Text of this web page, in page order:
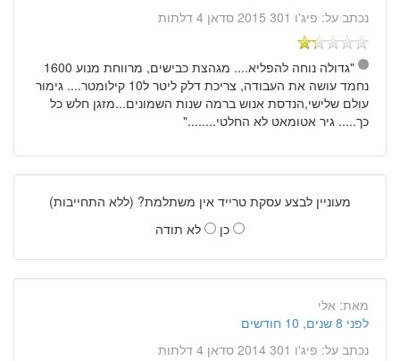
נכתב על: פיג'ו 301 2015 סדאן 4 דלתות
"גדולה נוחה להפליא.... מגהצת כבישים, מרווחת מנוע 1600
נחמד עושה את העבודה, צריכת דלק ליטר ל10 קילומטר.... גימור
עולם שלישי,הנדסת אנוש ברמה שנות השמונים...מזגן חלש כל
כך..... גיר אטומאט לא החלטי........"
מעוניין לבצע עסקת טרייד אין משתלמת? (ללא התחייבות)
כן
לא תודה
מאת: אלי
לפני 8 שנים, 10 חודשים
נכתב על: פיג'ו 301 2014 סדאן 4 דלתות